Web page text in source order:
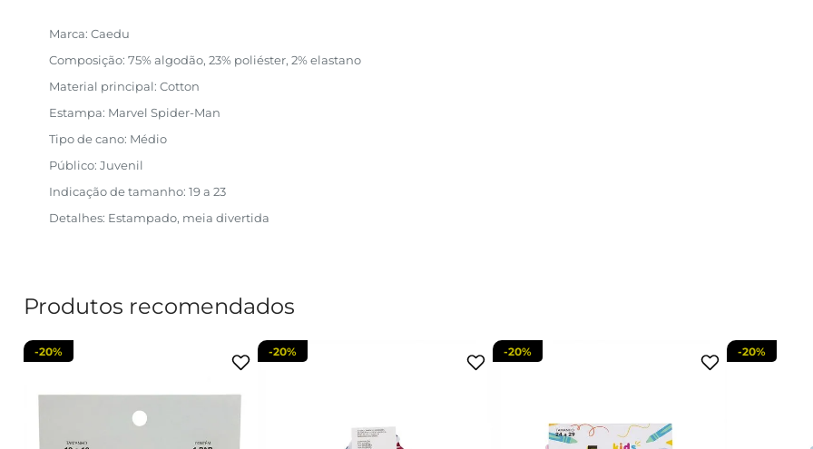
Marca: Caedu
Composição: 75% algodão, 23% poliéster, 2% elastano
Material principal: Cotton
Estampa: Marvel Spider-Man
Tipo de cano: Médio
Público: Juvenil
Indicação de tamanho: 19 a 23
Detalhes: Estampado, meia divertida
Produtos recomendados
-20% -20% -20% -20%